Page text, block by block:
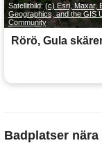
Satellitbild:(c) Esri, Maxar,
Geographics, and the GIS
Community
Rörö, Gula
Badplatser